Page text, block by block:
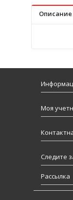
Описание
Моя
Следите
Рассылка